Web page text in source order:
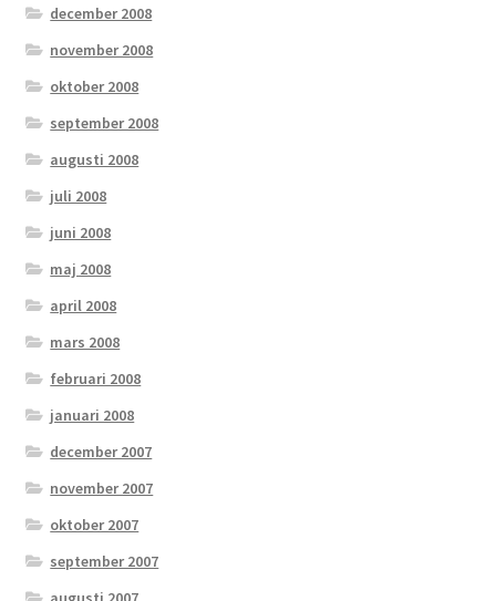
december 2008
november 2008
oktober 2008
september 2008
augusti 2008
juli 2008
juni 2008
maj 2008
april 2008
mars 2008
februari 2008
januari 2008
december 2007
november 2007
oktober 2007
september 2007